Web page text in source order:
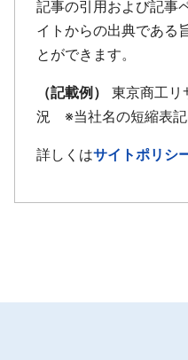
記事の引用および記事
イトからの出典である
とができます。
（記載例）
東京商工
況 ※当社名の短縮表記
詳しくはサイトポリシ